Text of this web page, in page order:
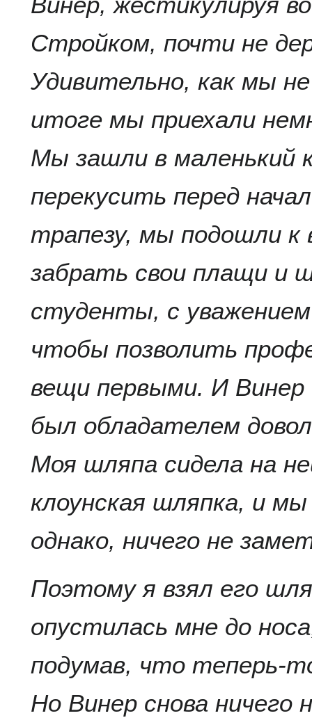
Стройком, почти не
Удивительно, как мы
итоге мы приехали
Мы зашли в маленький
перекусить перед
трапезу, мы подошли
забрать свои плащи и
студенты, с
чтобы позволить
вещи первыми. И
был обладателем
Моя шляпа сидела на
клоунская шляпка, и
однако, ничего не
Поэтому я взял его
опустилась мне до
подумав, что теперь-
Но Винер снова